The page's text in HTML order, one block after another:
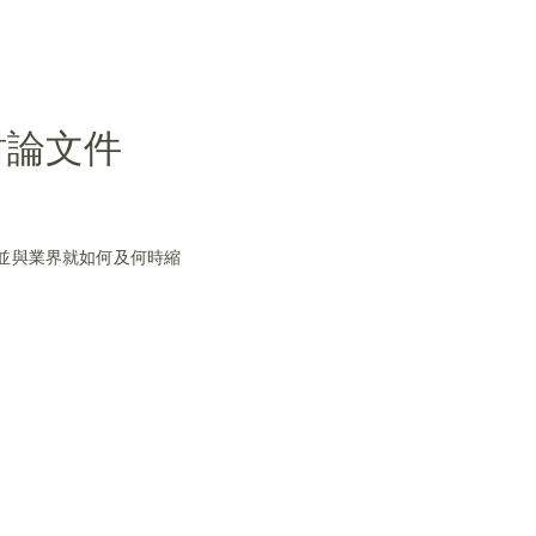
文件
與業界就如何及何時縮